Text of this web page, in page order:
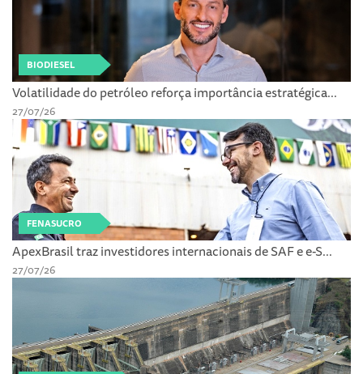
BIODIESEL
Volatilidade do petróleo reforça importância estratégica...
27/07/26
FENASUCRO
ApexBrasil traz investidores internacionais de SAF e e-S...
27/07/26